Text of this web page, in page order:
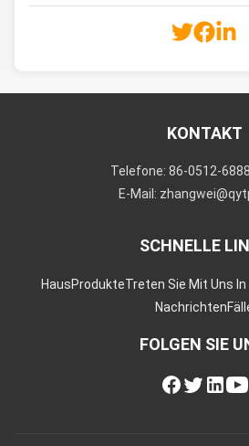
KONTAKT
Telefone: 86-0512-
E-Mail:
SCHNELLE
HausProdukteTreten Sie Mit Uns
Nachrichten
FOLGEN SIE